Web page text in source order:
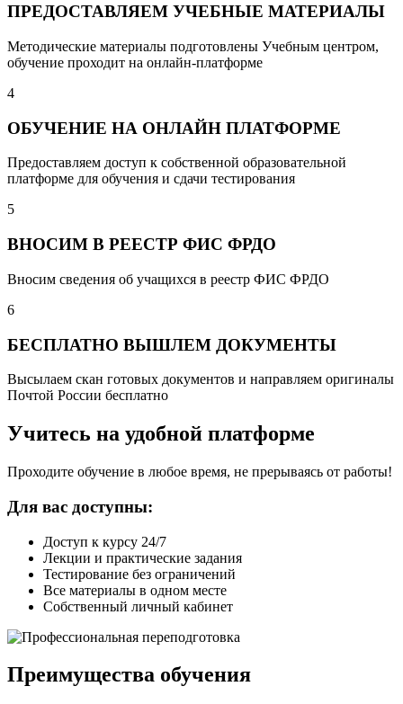
ПРЕДОСТАВЛЯЕМ УЧЕБНЫЕ МАТЕРИАЛЫ
Методические материалы подготовлены Учебным центром,
обучение проходит на онлайн-платформе
4
ОБУЧЕНИЕ НА ОНЛАЙН ПЛАТФОРМЕ
Предоставляем доступ к собственной образовательной
платформе для обучения и сдачи тестирования
5
ВНОСИМ В РЕЕСТР ФИС ФРДО
Вносим сведения об учащихся в реестр ФИС ФРДО
6
БЕСПЛАТНО ВЫШЛЕМ ДОКУМЕНТЫ
Высылаем скан готовых документов и направляем оригиналы
Почтой России бесплатно
Учитесь на удобной платформе
Проходите обучение в любое время, не прерываясь от работы!
Для вас доступны:
Доступ к курсу 24/7
Лекции и практические задания
Тестирование без ограничений
Все материалы в одном месте
Собственный личный кабинет
Преимущества обучения